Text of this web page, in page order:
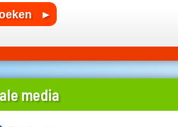
media